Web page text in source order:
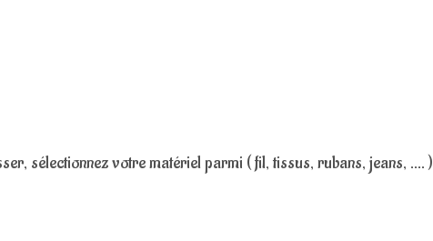
sélectionnez votre matériel parmi ( fil, tissus, rubans, jeans, …. )